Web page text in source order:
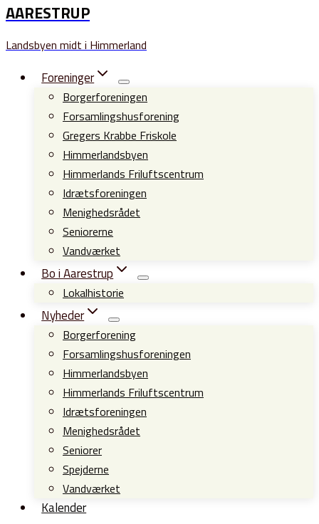
AARESTRUP
Landsbyen midt i Himmerland
Foreninger
Borgerforeningen
Forsamlingshusforening
Gregers Krabbe Friskole
Himmerlandsbyen
Himmerlands Friluftscentrum
Idrætsforeningen
Menighedsrådet
Seniorerne
Vandværket
Bo i Aarestrup
Lokalhistorie
Nyheder
Borgerforening
Forsamlingshusforeningen
Himmerlandsbyen
Himmerlands Friluftscentrum
Idrætsforeningen
Menighedsrådet
Seniorer
Spejderne
Vandværket
Kalender